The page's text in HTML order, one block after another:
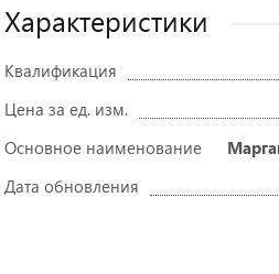
Характеристики
Квалификация
Цена за ед. изм.
Основное наименование
Дата обновления